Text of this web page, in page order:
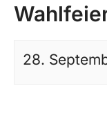
28.